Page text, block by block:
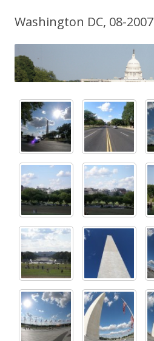
Washington DC, 08-2007